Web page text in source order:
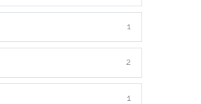
1
2
1